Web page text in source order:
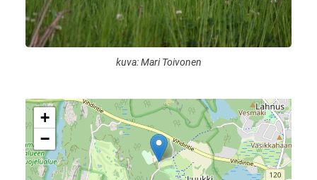
kuva: Mari Toivonen
+
−